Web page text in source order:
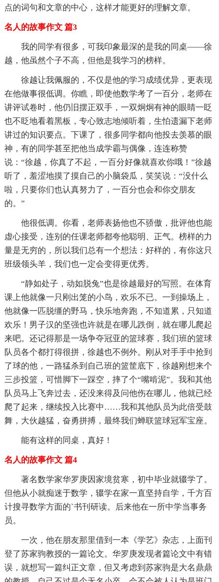
点的词句和文章的中心，这样才能更好的理解文章。
名人的故事作文 篇3
我的同学有很多，可我印象最深的是我的同桌——徐
越，他虽然个子不高，但他是我学习的榜样。
徐越让我佩服的，不仅是他的学习成绩优异，更表现
在他做事很低调。你瞧，即使他数学考了一百分，老师在
讲评试卷时，他仍旧摆正双手，一双炯炯有神的眼睛一眨
也不眨地看着黑板，专心致志地倾听着，生怕遗漏下老师
讲过的知识要点。下课了，很多同学都向他投去羡慕的眼
神，有的同学甚至把他当成学霸与偶像，连连称赞
说：“徐越，你真了不起，一百分好像就喜欢你哦！”徐越
听了，羞涩地摸了摸自己的小脑袋瓜，笑笑说：“没什么
啦，只要你们也认真努力了，一百分也会和你交朋友
的。”
他很低调。你看，老师表扬他也不骄傲，批评他也能
虚心接受，连别的任课老师都夸他聪明、正气。榜样的力
量是无穷的，所以我们总有一个想法：好样的，有你这只
班级领头羊，我们也一定会变得更优秀。
“静如处子，动如脱兔”也是徐越最好的写照。在体育
课上他就像一只刚出笼的小鸟，欢乐不已。一到操场上，
他就像一匹脱缰的野马，快乐地奔跑，不知道累，只知道
欢乐！男子汉的坚强也许就是在哪儿跌倒，就在哪儿爬起
来吧。还记得那是一场争夺冠亚的篮球赛，我们班的篮球
队员各个都打得很拼，徐越也不例外。刚从对手手中抢到
了球的他，一路猛杀到自己班的篮筐底下，徐越刚想来个
三步投篮，可惜脚下一踩空，摔了个“嘴啃泥”。我和其他
队员马上飞奔过去，还没来得及问他伤在哪儿，他就已经
爬了起来，继续投入比赛中……我和其他队员为此倍受鼓
舞，大伙越猛，奋勇拼搏，最终我们蝉联篮球冠军宝座。
能有这样的同桌，真好！
名人的故事作文 篇4
著名数学家华罗庚因家境贫寒，初中毕业就辍学了。
但他从小就痴迷于数学，辍学在家一直坚持自学，千方百
计搜寻数学方面的`书刊研读。后来他在一所中学当事务
员。
一次，他在朋友那里借到一本《学艺》杂志，上面刊
登了苏家驹教授的一篇论文。华罗庚发现者篇论文中有错
误，就想写一篇纠正文章，但又考虑到苏家驹是大名鼎鼎